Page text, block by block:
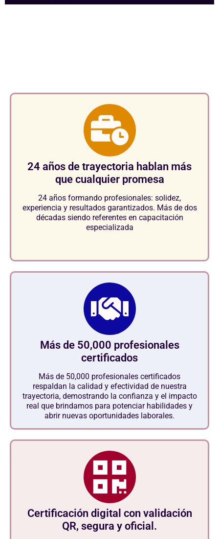
24 años de trayectoria hablan más
que cualquier promesa
24 años formando profesionales: solidez,
experiencia y resultados garantizados. Más de dos
décadas siendo referentes en capacitación
especializada
Más de 50,000 profesionales
certificados
Más de 50,000 profesionales certificados
respaldan la calidad y efectividad de nuestra
trayectoria, demostrando la confianza y el impacto
real que brindamos para potenciar habilidades y
abrir nuevas oportunidades laborales.
Certificación digital con validación
QR, segura y oficial.